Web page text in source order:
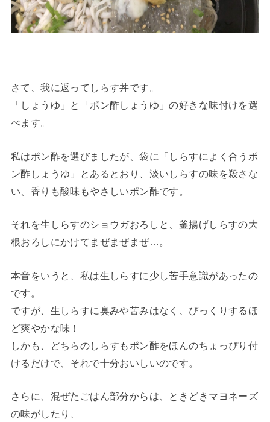
さて、我に返ってしらす丼です。
「しょうゆ」と「ポン酢しょうゆ」の好きな味付けを選
べます。
私はポン酢を選びましたが、袋に「しらすによく合うポ
ン酢しょうゆ」とあるとおり、淡いしらすの味を殺さな
い、香りも酸味もやさしいポン酢です。
それを生しらすのショウガおろしと、釜揚げしらすの大
根おろしにかけてまぜまぜまぜ…。
本音をいうと、私は生しらすに少し苦手意識があったの
です。
ですが、生しらすに臭みや苦みはなく、びっくりするほ
ど爽やかな味！
しかも、どちらのしらすもポン酢をほんのちょっぴり付
けるだけで、それで十分おいしいのです。
さらに、混ぜたごはん部分からは、ときどきマヨネーズ
の味がしたり、